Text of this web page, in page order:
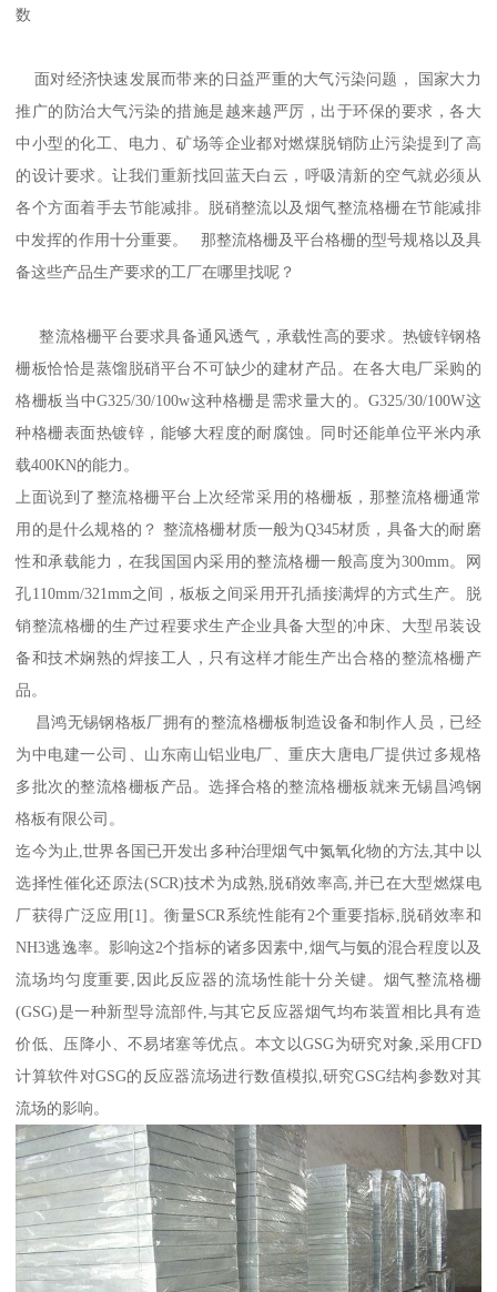
数
面对经济快速发展而带来的日益严重的大气污染问题， 国家大力
推广的防治大气污染的措施是越来越严厉，出于环保的要求，各大
中小型的化工、电力、矿场等企业都对燃煤脱销防止污染提到了高
的设计要求。让我们重新找回蓝天白云，呼吸清新的空气就必须从
各个方面着手去节能减排。脱硝整流以及烟气整流格栅在节能减排
中发挥的作用十分重要。 那整流格栅及平台格栅的型号规格以及具
备这些产品生产要求的工厂在哪里找呢？
整流格栅平台要求具备通风透气，承载性高的要求。热镀锌钢格
栅板恰恰是蒸馏脱硝平台不可缺少的建材产品。在各大电厂采购的
格栅板当中G325/30/100w这种格栅是需求量大的。G325/30/100W这
种格栅表面热镀锌，能够大程度的耐腐蚀。同时还能单位平米内承
载400KN的能力。
上面说到了整流格栅平台上次经常采用的格栅板，那整流格栅通常
用的是什么规格的？ 整流格栅材质一般为Q345材质，具备大的耐磨
性和承载能力，在我国国内采用的整流格栅一般高度为300mm。网
孔110mm/321mm之间，板板之间采用开孔插接满焊的方式生产。脱
销整流格栅的生产过程要求生产企业具备大型的冲床、大型吊装设
备和技术娴熟的焊接工人，只有这样才能生产出合格的整流格栅产
品。
昌鸿无锡钢格板厂拥有的整流格栅板制造设备和制作人员，已经
为中电建一公司、山东南山铝业电厂、重庆大唐电厂提供过多规格
多批次的整流格栅板产品。选择合格的整流格栅板就来无锡昌鸿钢
格板有限公司。
迄今为止,世界各国已开发出多种治理烟气中氮氧化物的方法,其中以
选择性催化还原法(SCR)技术为成熟,脱硝效率高,并已在大型燃煤电
厂获得广泛应用[1]。衡量SCR系统性能有2个重要指标,脱硝效率和
NH3逃逸率。影响这2个指标的诸多因素中,烟气与氨的混合程度以及
流场均匀度重要,因此反应器的流场性能十分关键。烟气整流格栅
(GSG)是一种新型导流部件,与其它反应器烟气均布装置相比具有造
价低、压降小、不易堵塞等优点。本文以GSG为研究对象,采用CFD
计算软件对GSG的反应器流场进行数值模拟,研究GSG结构参数对其
流场的影响。